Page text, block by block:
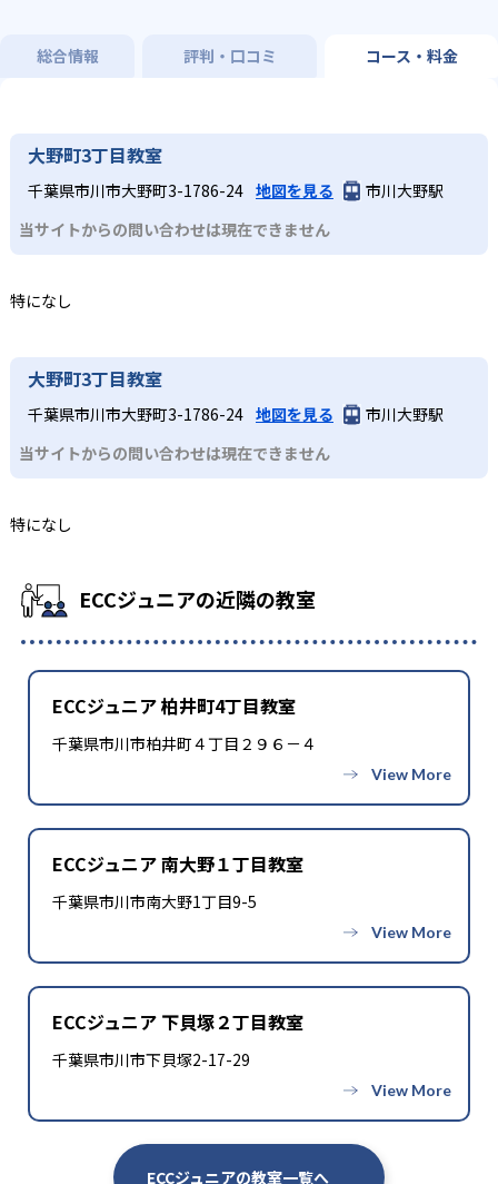
総合情報 評判・口コミ コース・料金
大野町3丁目教室
千葉県市川市大野町3-1786-24 地図を見る
市川大野駅
当サイトからの問い合わせは現在できません
特になし
大野町3丁目教室
千葉県市川市大野町3-1786-24 地図を見る
市川大野駅
当サイトからの問い合わせは現在できません
特になし
ECCジュニアの近隣の教室
ECCジュニア 柏井町4丁目教室
千葉県市川市柏井町４丁目２９６－４
ECCジュニア 南大野１丁目教室
千葉県市川市南大野1丁目9-5
ECCジュニア 下貝塚２丁目教室
千葉県市川市下貝塚2-17-29
ECCジュニアの教室一覧へ